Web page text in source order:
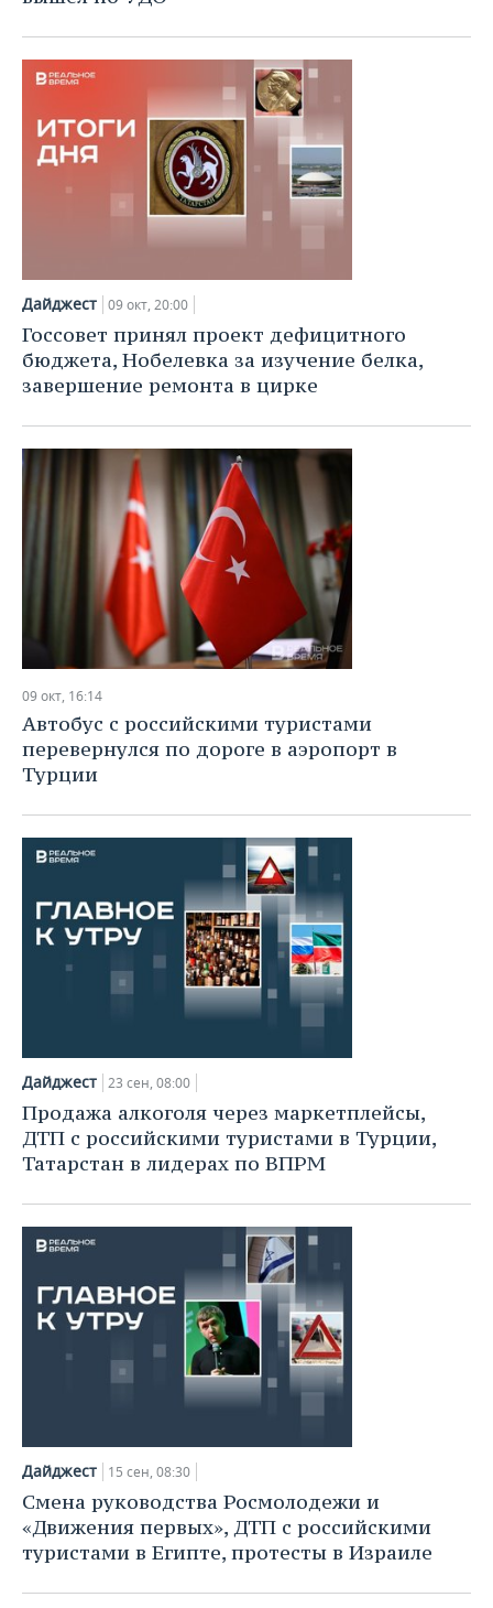
ХОККЕЙ С МЯЧОМ
ПРОИСШЕСТВИЯ
Дайджест 09 окт, 20:00
Госсовет принял проект дефицитного
бюджета, Нобелевка за изучение белка,
завершение ремонта в цирке
09 окт, 16:14
Автобус с российскими туристами
перевернулся по дороге в аэропорт в
Турции
Дайджест 23 сен, 08:00
Продажа алкоголя через маркетплейсы,
ДТП с российскими туристами в Турции,
Татарстан в лидерах по ВПРМ
Дайджест 15 сен, 08:30
Смена руководства Росмолодежи и
«Движения первых», ДТП с российскими
туристами в Египте, протесты в Израиле